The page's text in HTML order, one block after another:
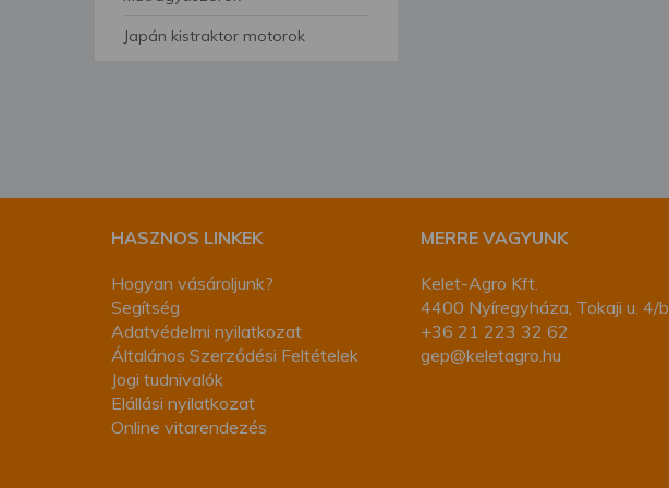
Japán kistraktor motorok
HASZNOS LINKEK
Hogyan vásároljunk?
Segítség
Adatvédelmi nyilatkozat
Általános Szerződési Feltételek
Jogi tudnivalók
Elállási nyilatkozat
Online vitarendezés
MERRE VAGYUNK
Kelet-Agro Kft.
4400 Nyíregyháza, Tokaji u. 4/b
+36 21 223 32 62
gep@keletagro.hu